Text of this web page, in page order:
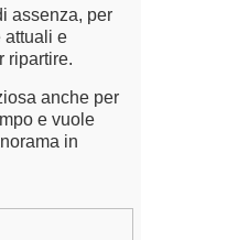
assenza, per
attuali e
ripartire.
anche per
e vuole
in